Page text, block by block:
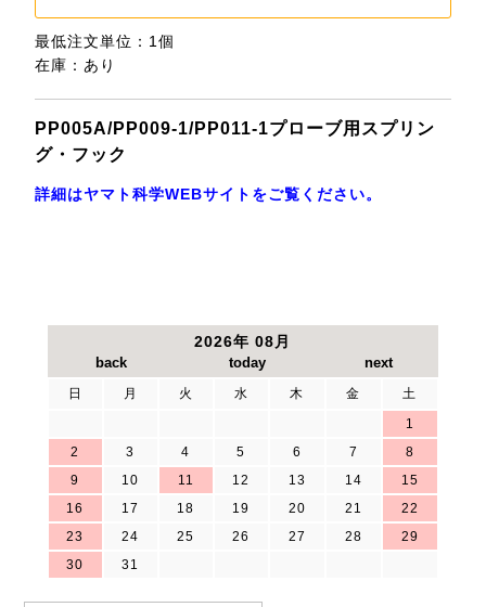
最低注文単位：1個
在庫：あり
PP005A/PP009-1/PP011-1プローブ用スプリン
グ・フック
詳細はヤマト科学WEBサイトをご覧ください。
2026年 08月
日 月 火 水 木 金
土
1
2
3 4 5 6 7
8
9
10 11 12 13 14
15
16
17 18 19 20 21
22
23
24 25 26 27 28
29
30
31